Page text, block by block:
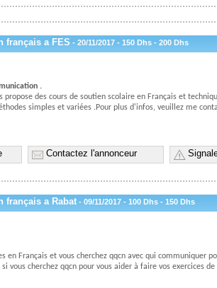
français a FES - 20/11/2017 - 150 Dhs - 200 Dhs
.
propose des cours de soutien scolaire en Français et
simples et variées .Pour plus d'infos, veuillez me
Contactez l'annonceur
français a Rabat - 09/11/2017 - 100 Dhs - 150 Dhs
en Français et vous cherchez qqcn avec qui communiquer
vous cherchez qqcn pour vous aider à faire vos exercices